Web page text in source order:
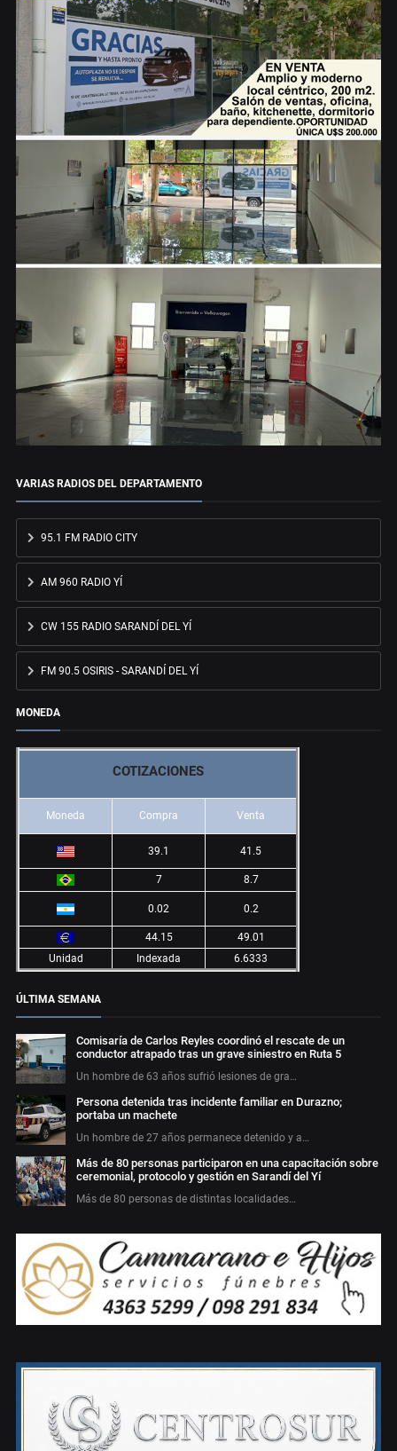
VARIAS RADIOS DEL DEPARTAMENTO
95.1 FM RADIO CITY
AM 960 RADIO YÍ
CW 155 RADIO SARANDÍ DEL YÍ
FM 90.5 OSIRIS - SARANDÍ DEL YÍ
MONEDA
COTIZACIONES
Moneda Compra Venta
39.1 41.5
7 8.7
0.02 0.2
44.15
49.01
Unidad
Indexada 6.6333
ÚLTIMA SEMANA
Comisaría de Carlos Reyles coordinó el rescate de un
conductor atrapado tras un grave siniestro en Ruta 5
Un hombre de 63 años sufrió lesiones de gra…
Persona detenida tras incidente familiar en Durazno;
portaba un machete
Un hombre de 27 años permanece detenido y a…
Más de 80 personas participaron en una capacitación sobre
ceremonial, protocolo y gestión en Sarandí del Yí
Más de 80 personas de distintas localidades…